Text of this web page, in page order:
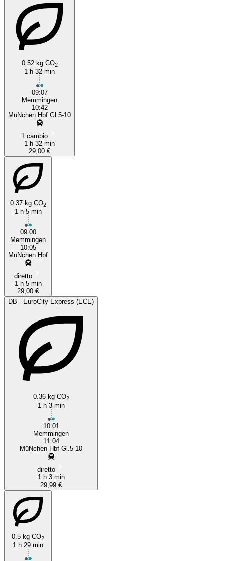
0.52 kg CO2
1 h 32 min
09:07
Memmingen
10:42
MüNchen Hbf Gl.5-10
1 cambio
1 h 32 min
29,00 €
0.37 kg CO2
1 h 5 min
09:00
Memmingen
10:05
MüNchen Hbf
diretto
1 h 5 min
29,00 €
DB - EuroCity Express (ECE)
0.36 kg CO2
1 h 3 min
10:01
Memmingen
11:04
MüNchen Hbf Gl.5-10
diretto
1 h 3 min
29,99 €
0.5 kg CO2
1 h 29 min